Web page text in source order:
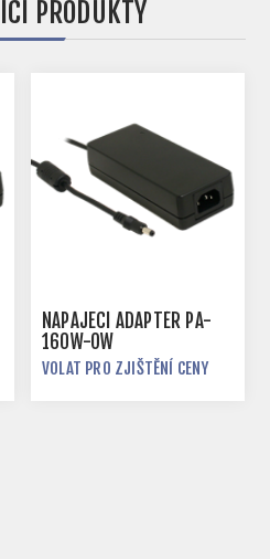
PRODUKTY
NAPÁJECÍ ADAPTÉR PA-
160W-OW
VOLAT PRO ZJIŠTĚNÍ CENY